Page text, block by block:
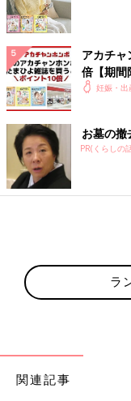
アカチ
倍【期間
妊娠・出
お墓の撤
PR(くらしの
ラ
関連記事